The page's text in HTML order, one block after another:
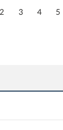
2 3 4 5